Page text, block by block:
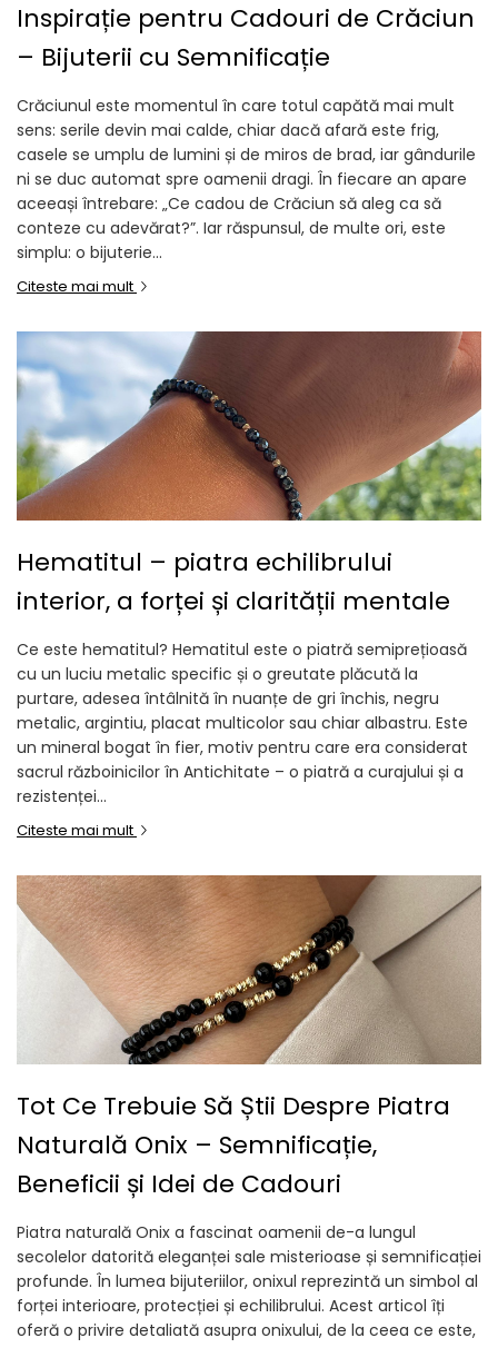
Inspirație pentru Cadouri de Crăciun
– Bijuterii cu Semnificație
Crăciunul este momentul în care totul capătă mai mult
sens: serile devin mai calde, chiar dacă afară este frig,
casele se umplu de lumini și de miros de brad, iar gândurile
ni se duc automat spre oamenii dragi. În fiecare an apare
aceeași întrebare: „Ce cadou de Crăciun să aleg ca să
conteze cu adevărat?”. Iar răspunsul, de multe ori, este
simplu: o bijuterie...
Citeste mai mult
Hematitul – piatra echilibrului
interior, a forței și clarității mentale
Ce este hematitul? Hematitul este o piatră semiprețioasă
cu un luciu metalic specific și o greutate plăcută la
purtare, adesea întâlnită în nuanțe de gri închis, negru
metalic, argintiu, placat multicolor sau chiar albastru. Este
un mineral bogat în fier, motiv pentru care era considerat
sacrul războinicilor în Antichitate – o piatră a curajului și a
rezistenței...
Citeste mai mult
Tot Ce Trebuie Să Știi Despre Piatra
Naturală Onix – Semnificație,
Beneficii și Idei de Cadouri
Piatra naturală Onix a fascinat oamenii de-a lungul
secolelor datorită eleganței sale misterioase și semnificației
profunde. În lumea bijuteriilor, onixul reprezintă un simbol al
forței interioare, protecției și echilibrului. Acest articol îți
oferă o privire detaliată asupra onixului, de la ceea ce este,